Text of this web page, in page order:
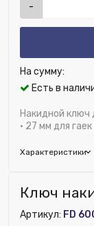
Есть в
Накидной ключ
• 27 мм для
Характеристики
-
На сумму:
Бренд:
Исключить из
Ключ
Артикул: FD